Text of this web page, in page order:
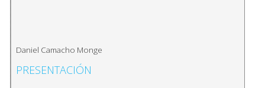
Daniel Camacho Monge
PRESENTACIÓN